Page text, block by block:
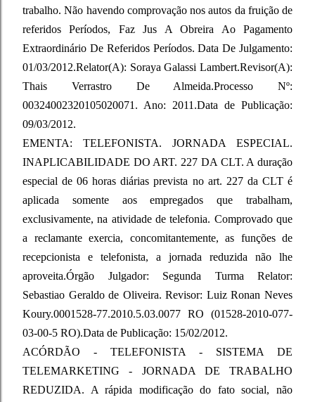
trabalho. Não havendo comprovação nos autos da fruição de
referidos Períodos, Faz Jus A Obreira Ao Pagamento
Extraordinário De Referidos Períodos. Data De Julgamento:
01/03/2012.Relator(A): Soraya Galassi Lambert.Revisor(A):
Thais Verrastro De Almeida.Processo Nº:
00324002320105020071. Ano: 2011.Data de Publicação:
09/03/2012.
EMENTA: TELEFONISTA. JORNADA ESPECIAL.
INAPLICABILIDADE DO ART. 227 DA CLT. A duração
especial de 06 horas diárias prevista no art. 227 da CLT é
aplicada somente aos empregados que trabalham,
exclusivamente, na atividade de telefonia. Comprovado que
a reclamante exercia, concomitantemente, as funções de
recepcionista e telefonista, a jornada reduzida não lhe
aproveita.Órgão Julgador: Segunda Turma Relator:
Sebastiao Geraldo de Oliveira. Revisor: Luiz Ronan Neves
Koury.0001528-77.2010.5.03.0077 RO (01528-2010-077-
03-00-5 RO).Data de Publicação: 15/02/2012.
ACÓRDÃO - TELEFONISTA - SISTEMA DE
TELEMARKETING - JORNADA DE TRABALHO
REDUZIDA. A rápida modificação do fato social, não